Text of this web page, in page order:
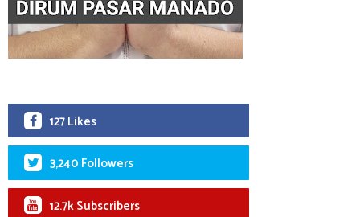
127 Likes
3,240 Followers
12.7k Subscribers